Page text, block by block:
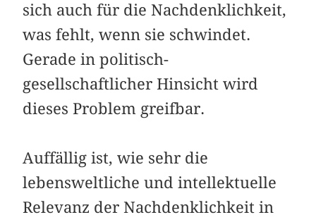
sich auch für die Nachdenklichkeit,
was fehlt, wenn sie schwindet.
Gerade in politisch-
gesellschaftlicher Hinsicht wird
dieses Problem greifbar.
Auffällig ist, wie sehr die
lebensweltliche und intellektuelle
Relevanz der Nachdenklichkeit in